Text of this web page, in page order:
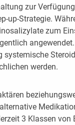
zur
up-Strategie.
zum
systemische
werden.
3 Klassen